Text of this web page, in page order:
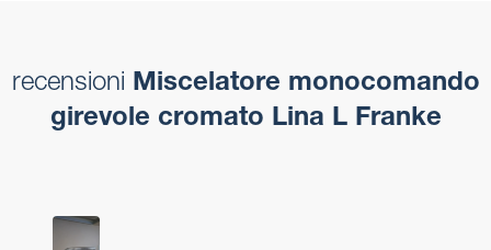
recensioni Miscelatore monocomando
girevole cromato Lina L Franke